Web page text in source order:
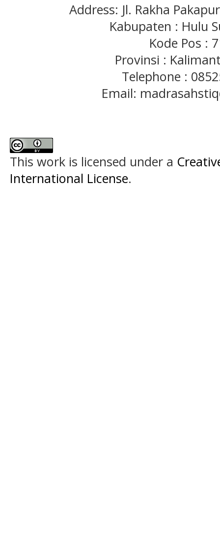
Address: Jl. Rakha
Kabupaten : Hulu
Kode Pos :
Provinsi :
Telephone :
Email:
This work is licensed under a
International License.